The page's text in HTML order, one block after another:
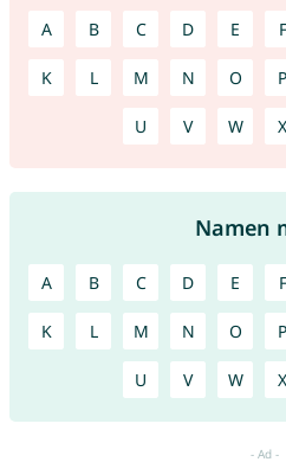
A B C D E F
K L M N O P
U V W X
Namen
A B C D E F
K L M N O P
U V W X